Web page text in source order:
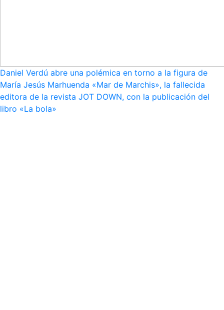
Daniel Verdú abre una polémica en torno a la figura de
María Jesús Marhuenda «Mar de Marchis», la fallecida
editora de la revista JOT DOWN, con la publicación del
libro «La bola»